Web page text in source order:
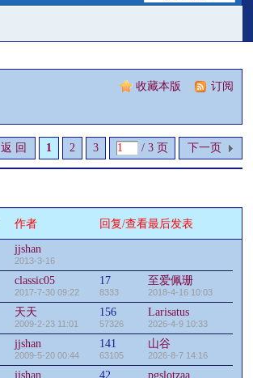
收藏本版 订阅
1 2 3 / 3 页 下一页
返 回
作者 回复/查看最后发表
jjshan
2013-3-16
classic05
2017-7-30 09:22
17
8333
至爱佩珊
2018-4-16 10:03
天天
2009-2-23 11:01
156
57326
Larisatus
2026-4-9 10:33
jjshan
2009-5-20 00:44
141
63105
山谷
2026-8-7 14:16
jjshan 42 pgslotzaa